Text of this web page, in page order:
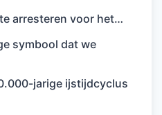
arresteren voor het…
symbool dat we
jarige ijstijdcyclus